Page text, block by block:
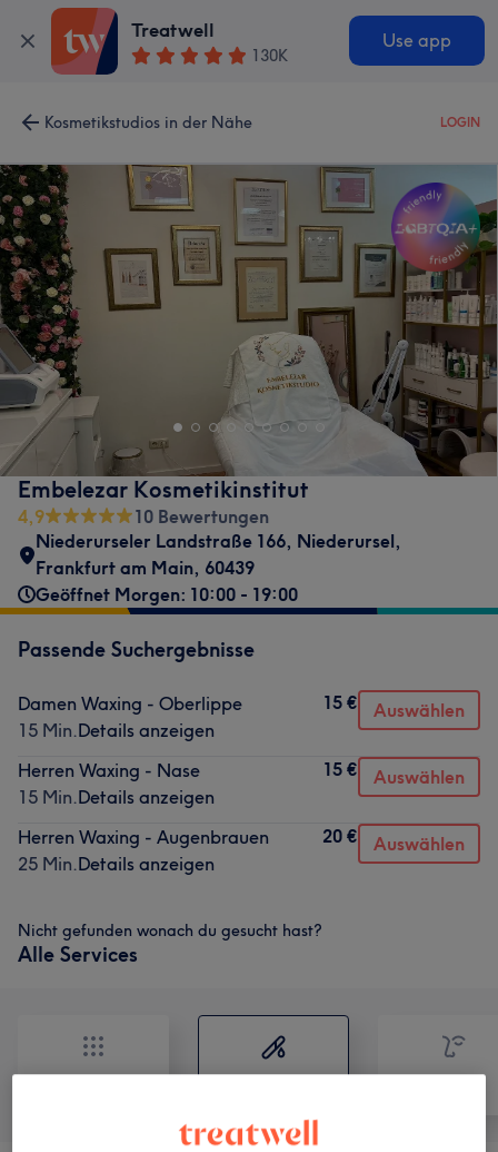
Treatwell
130K
Use app
Kosmetikstudios in der Nähe LOGIN
Embelezar Kosmetikinstitut
4,9
10 Bewertungen
Niederurseler Landstraße 166, Niederursel,
Frankfurt am Main, 60439
Geöffnet Morgen: 10:00 - 19:00
Passende Suchergebnisse
Damen Waxing - Oberlippe
15 Min.Details anzeigen
15 € Auswählen
Herren Waxing - Nase
15 Min.Details anzeigen
15 € Auswählen
Herren Waxing - Augenbrauen
25 Min.Details anzeigen
20 € Auswählen
Nicht gefunden wonach du gesucht hast?
Alle Services